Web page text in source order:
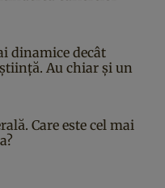
dinamice decât
Au chiar și un
Care este cel mai